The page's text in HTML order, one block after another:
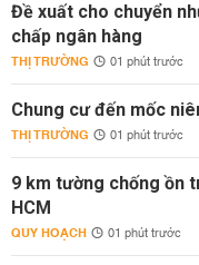
Đề xuất cho chuyển
chấp ngân hàng
THỊ TRƯỜNG 01 phút trước
Chung cư đến mốc
THỊ TRƯỜNG 01 phút trước
9 km tường chống ồn
HCM
QUY HOẠCH 01 phút trước